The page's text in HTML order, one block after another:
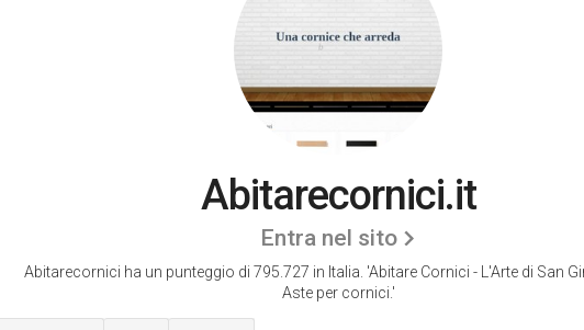
Abitarecornici.it
Entra nel sito
Abitarecornici ha un punteggio di 795.727 in Italia. 'Abitare Cornici - L'Arte di San
Aste per cornici.'